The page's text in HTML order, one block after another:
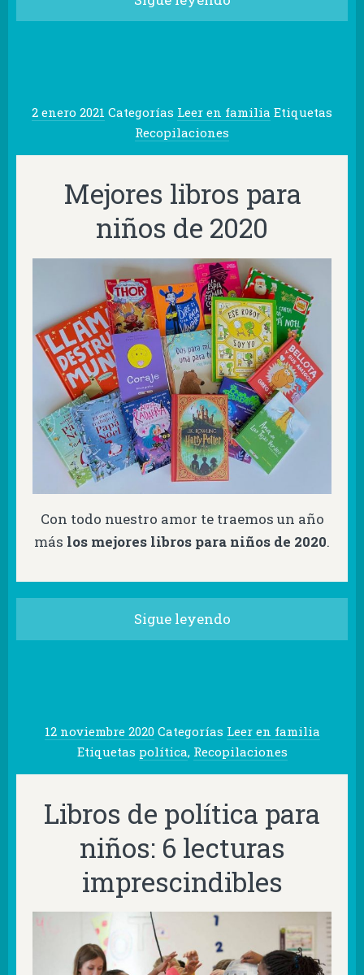
2 enero 2021 Categorías Leer en familia Etiquetas
Recopilaciones
Mejores libros para
niños de 2020
Con todo nuestro amor te traemos un año
más los mejores libros para niños de 2020.
Sigue leyendo
12 noviembre 2020 Categorías Leer en familia
Etiquetas política, Recopilaciones
Libros de política para
niños: 6 lecturas
imprescindibles